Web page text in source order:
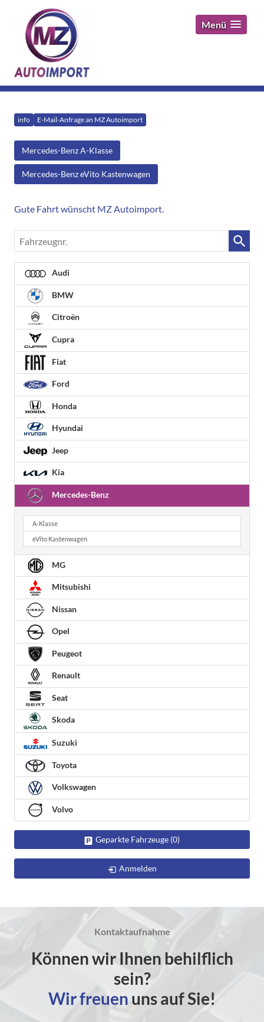
Menü
info E-Mail-Anfrage an MZ Autoimport
Mercedes-Benz A-Klasse
Mercedes-Benz eVito Kastenwagen
Gute Fahrt wünscht MZ Autoimport.
Fahrzeugnr.
Audi
BMW
Citroën
Cupra
Fiat
Ford
Honda
Hyundai
Jeep
Kia
Mercedes-Benz
A-Klasse
eVito Kastenwagen
MG
Mitsubishi
Nissan
Opel
Peugeot
Renault
Seat
Skoda
Suzuki
Toyota
Volkswagen
Volvo
Geparkte Fahrzeuge (0)
Anmelden
Kontaktaufnahme
Können wir Ihnen behilflich
sein?
Wir freuen uns auf Sie!